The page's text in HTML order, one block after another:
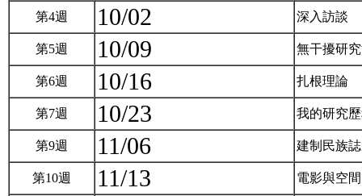
第4週 10/02 深入訪談
第5週 10/09 無干擾研
第6週 10/16 扎根理論
第7週 10/23 我的研究
第9週 11/06 建制民族
第10週 11/13 電影與空